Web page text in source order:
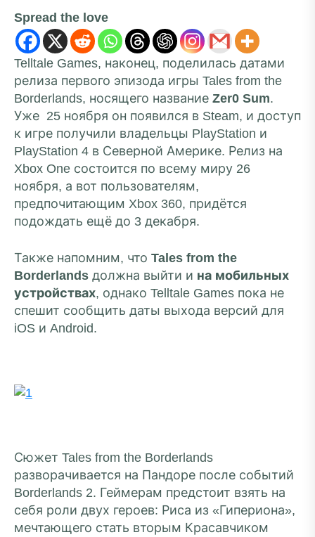
Spread the love
Telltale Games, наконец, поделилась датами
релиза первого эпизода игры Tales from the
Borderlands, носящего название Zer0 Sum.
Уже 25 ноября он появился в Steam, и доступ
к игре получили владельцы PlayStation и
PlayStation 4 в Северной Америке. Релиз на
Xbox One состоится по всему миру 26
ноября, а вот пользователям,
предпочитающим Xbox 360, придётся
подождать ещё до 3 декабря.
Также напомним, что Tales from the
Borderlands должна выйти и на мобильных
устройствах, однако Telltale Games пока не
спешит сообщить даты выхода версий для
iOS и Android.
Сюжет Tales from the Borderlands
разворачивается на Пандоре после событий
Borderlands 2. Геймерам предстоит взять на
себя роли двух героев: Риса из «Гипериона»,
мечтающего стать вторым Красавчиком